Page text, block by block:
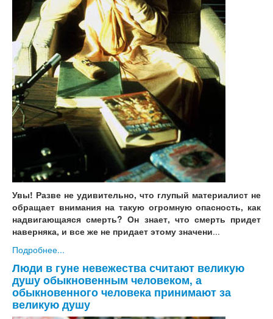
Увы! Разве не удивительно, что глупый материалист не
обращает внимания на такую огромную опасность, как
надвигающаяся смерть? Он знает, что смерть придет
наверняка, и все же не придает этому значени...
Подробнее...
Люди в гуне невежества считают великую
душу обыкновенным человеком, а
обыкновенного человека принимают за
великую душу